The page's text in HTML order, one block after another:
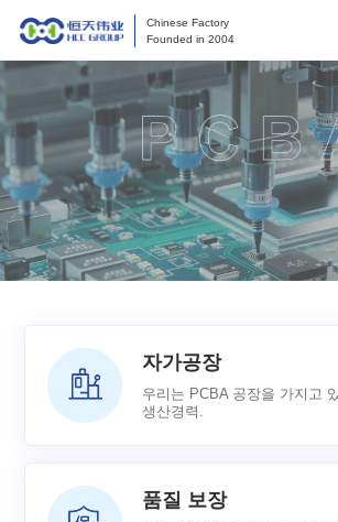
Chinese Factory
Founded in 2004
자가공장
우리는 PCBA 공장을 가지고
생산경력.
품질 보장